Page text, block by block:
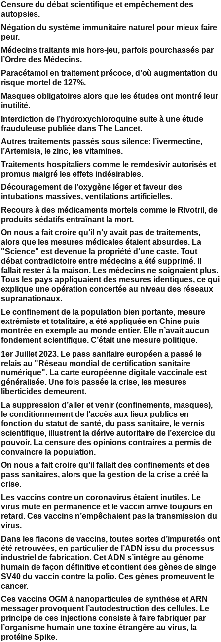
Censure du débat scientifique et empêchement des
autopsies.
Négation du système immunitaire naturel pour mieux faire
peur.
Médecins traitants mis hors-jeu, parfois pourchassés par
l’Ordre des Médecins.
Paracétamol en traitement précoce, d’où augmentation du
risque mortel de 127%.
Masques obligatoires alors que les études ont montré leur
inutilité.
Interdiction de l’hydroxychloroquine suite à une étude
frauduleuse publiée dans The Lancet.
Autres traitements passés sous silence: l’ivermectine,
l’Artemisia, le zinc, les vitamines.
Traitements hospitaliers comme le remdesivir autorisés et
promus malgré les effets indésirables.
Découragement de l’oxygène léger et faveur des
intubations massives, ventilations artificielles.
Recours à des médicaments mortels comme le Rivotril, de
produits sédatifs entraînant la mort.
On nous a fait croire qu’il n’y avait pas de traitements,
alors que les mesures médicales étaient absurdes. La
"Science" est devenue la propriété d’une caste. Tout
débat contradictoire entre médecins a été supprimé. Il
fallait rester à la maison. Les médecins ne soignaient plus.
Tous les pays appliquaient des mesures identiques, ce qui
explique une opération concertée au niveau des réseaux
supranationaux.
Le confinement de la population bien portante, mesure
extrémiste et totalitaire, a été appliquée en Chine puis
montrée en exemple au monde entier. Elle n’avait aucun
fondement scientifique. C’était une mesure politique.
1er Juillet 2023. Le pass sanitaire européen a passé le
relais au "Réseau mondial de certification sanitaire
numérique". La carte européenne digitale vaccinale est
généralisée. Une fois passée la crise, les mesures
liberticides demeurent.
La suppression d’aller et venir (confinements, masques),
le conditionnement de l’accès aux lieux publics en
fonction du statut de santé, du pass sanitaire, le vernis
scientifique, illustrent la dérive autoritaire de l’exercice du
pouvoir. La censure des opinions contraires a permis de
convaincre la population.
On nous a fait croire qu’il fallait des confinements et des
pass sanitaires, alors que la gestion de la crise a créé la
crise.
Les vaccins contre un coronavirus étaient inutiles. Le
virus mute en permanence et le vaccin arrive toujours en
retard. Ces vaccins n’empêchaient pas la transmission du
virus.
Dans les flacons de vaccins, toutes sortes d’impuretés ont
été retrouvées, en particulier de l’ADN issu du processus
industriel de fabrication. Cet ADN s’intègre au génome
humain de façon définitive et contient des gènes de singe
SV40 du vaccin contre la polio. Ces gènes promeuvent le
cancer.
Ces vaccins OGM à nanoparticules de synthèse et ARN
messager provoquent l’autodestruction des cellules. Le
principe de ces injections consiste à faire fabriquer par
l’organisme humain une toxine étrangère au virus, la
protéine Spike.